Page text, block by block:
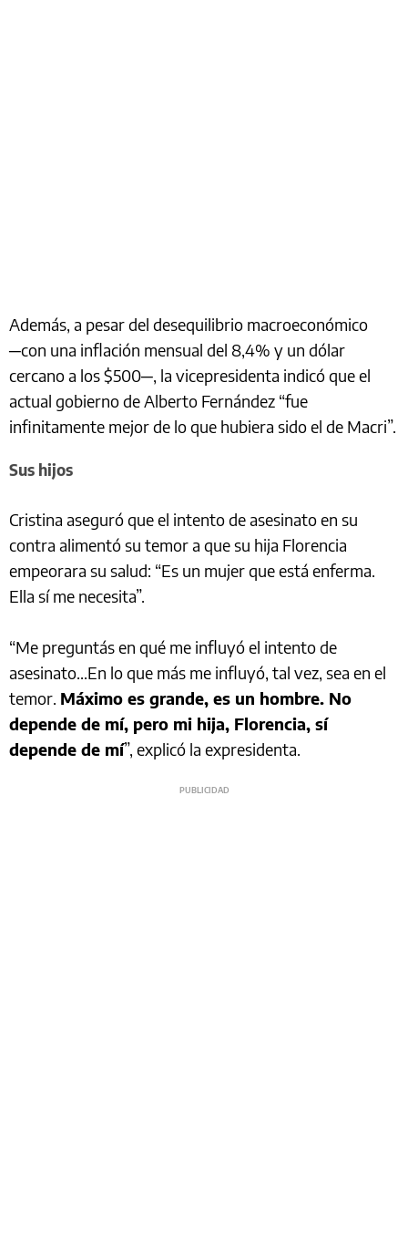
Además, a pesar del desequilibrio macroeconómico
─con una inflación mensual del 8,4% y un dólar
cercano a los $500─, la vicepresidenta indicó que el
actual gobierno de Alberto Fernández “fue
infinitamente mejor de lo que hubiera sido el de Macri”.
Sus hijos
Cristina aseguró que el intento de asesinato en su
contra alimentó su temor a que su hija Florencia
empeorara su salud: “Es un mujer que está enferma.
Ella sí me necesita”.
“Me preguntás en qué me influyó el intento de
asesinato...En lo que más me influyó, tal vez, sea en el
temor. Máximo es grande, es un hombre. No
depende de mí, pero mi hija, Florencia, sí
depende de mí”, explicó la expresidenta.